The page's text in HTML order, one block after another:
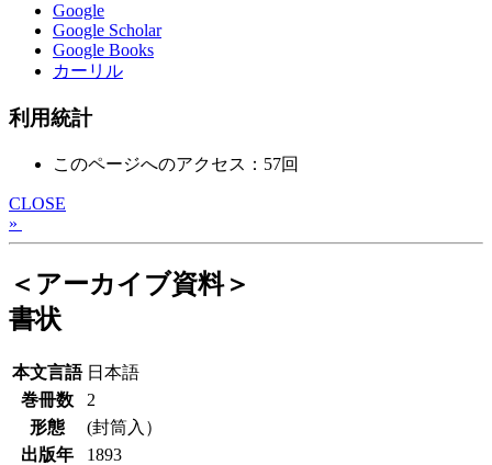
Google
Google Scholar
Google Books
カーリル
利用統計
このページへのアクセス：57回
CLOSE
»
＜アーカイブ資料＞
書状
本文言語 日本語
巻冊数
2
形態
(封筒入）
出版年
1893